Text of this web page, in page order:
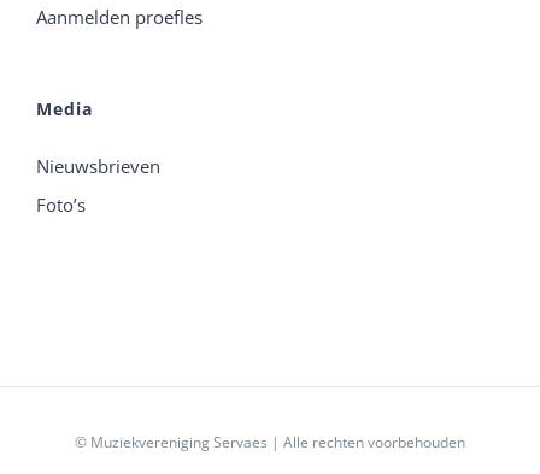
Aanmelden proefles
Media
Nieuwsbrieven
Foto’s
© Muziekvereniging Servaes | Alle rechten voorbehouden